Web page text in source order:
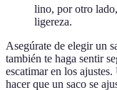
lino, por otro
ligereza.
Asegúrate de elegir un
también te haga sentir
escatimar en los
hacer que un saco se